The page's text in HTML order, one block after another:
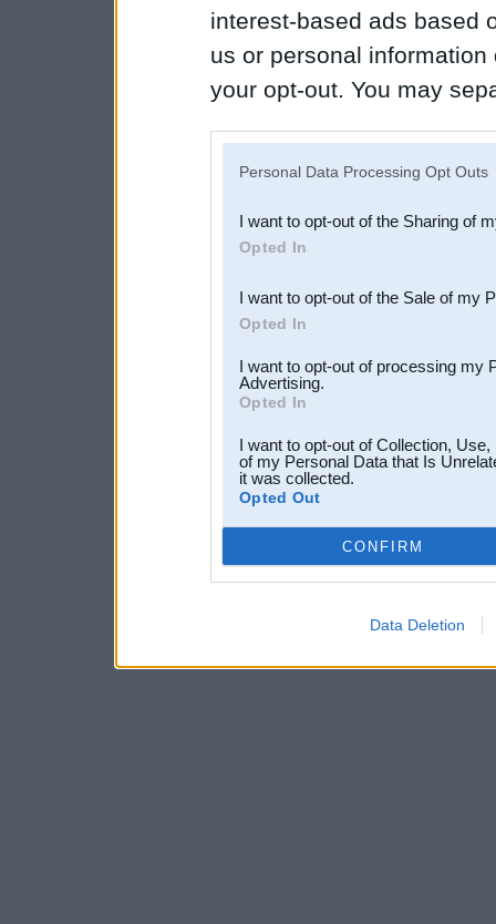
interest-based ads based
us or personal
your opt-out. You may
Downstream Participants
third parties.
Personal Data Processing Opt Outs
I want to opt-out of the Sharing of
Opted In
I want to opt-out of the Sale of my
Opted In
I want to opt-out of processing my
Advertising.
Opted In
I want to opt-out of Collection,
of my Personal Data that Is
it was collected.
Opted Out
CONFIRM
Data Deletion